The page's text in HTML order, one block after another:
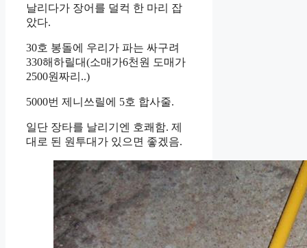
날리다가 장어를 덜컥 한 마리 잡
았다.
30호 봉돌에 우리가 파는 싸구려
330해하릴대(소매가6천원 도매가
2500원짜리..)
5000번 제니쓰릴에 5호 합사줄.
일단 장타를 날리기엔 호쾌함. 제
대로 된 원투대가 있으면 좋겠음.